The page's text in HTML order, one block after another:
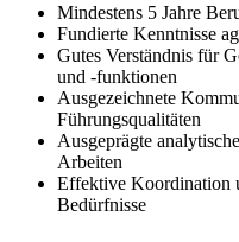
Mindestens 5 Jahre
Fundierte Kenntnisse
Gutes Verständnis für
und -funktionen
Ausgezeichnete
Führungsqualitäten
Ausgeprägte
Arbeiten
Effektive Koordination
Bedürfnisse